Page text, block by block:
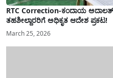
RTC Correction-ಕಂದಾಯ
ತಹಶೀಲ್ದಾರರಿಗೆ ಅಧಿಕೃತ ಆದೇಶ ಪ್ರಕಟ!
March 25, 2026